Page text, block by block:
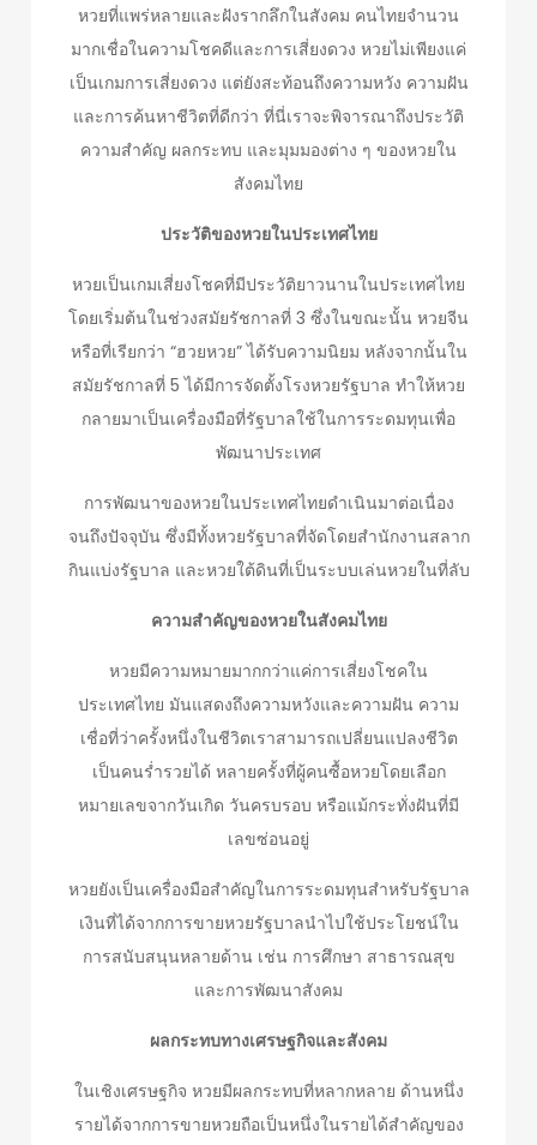
หวยที่แพร่หลายและฝังรากลึกในสังคม คนไทยจำนวน
มากเชื่อในความโชคดีและการเสี่ยงดวง หวยไม่เพียงแค่
เป็นเกมการเสี่ยงดวง แต่ยังสะท้อนถึงความหวัง ความฝัน
และการค้นหาชีวิตที่ดีกว่า ที่นี่เราจะพิจารณาถึงประวัติ
ความสำคัญ ผลกระทบ และมุมมองต่าง ๆ ของหวยใน
สังคมไทย
ประวัติของหวยในประเทศไทย
หวยเป็นเกมเสี่ยงโชคที่มีประวัติยาวนานในประเทศไทย
โดยเริ่มต้นในช่วงสมัยรัชกาลที่ 3 ซึ่งในขณะนั้น หวยจีน
หรือที่เรียกว่า “ฮวยหวย” ได้รับความนิยม หลังจากนั้นใน
สมัยรัชกาลที่ 5 ได้มีการจัดตั้งโรงหวยรัฐบาล ทำให้หวย
กลายมาเป็นเครื่องมือที่รัฐบาลใช้ในการระดมทุนเพื่อ
พัฒนาประเทศ
การพัฒนาของหวยในประเทศไทยดำเนินมาต่อเนื่อง
จนถึงปัจจุบัน ซึ่งมีทั้งหวยรัฐบาลที่จัดโดยสำนักงานสลาก
กินแบ่งรัฐบาล และหวยใต้ดินที่เป็นระบบเล่นหวยในที่ลับ
ความสำคัญของหวยในสังคมไทย
หวยมีความหมายมากกว่าแค่การเสี่ยงโชคใน
ประเทศไทย มันแสดงถึงความหวังและความฝัน ความ
เชื่อที่ว่าครั้งหนึ่งในชีวิตเราสามารถเปลี่ยนแปลงชีวิต
เป็นคนร่ำรวยได้ หลายครั้งที่ผู้คนซื้อหวยโดยเลือก
หมายเลขจากวันเกิด วันครบรอบ หรือแม้กระทั่งฝันที่มี
เลขซ่อนอยู่
หวยยังเป็นเครื่องมือสำคัญในการระดมทุนสำหรับรัฐบาล
เงินที่ได้จากการขายหวยรัฐบาลนำไปใช้ประโยชน์ใน
การสนับสนุนหลายด้าน เช่น การศึกษา สาธารณสุข
และการพัฒนาสังคม
ผลกระทบทางเศรษฐกิจและสังคม
ในเชิงเศรษฐกิจ หวยมีผลกระทบที่หลากหลาย ด้านหนึ่ง
รายได้จากการขายหวยถือเป็นหนึ่งในรายได้สำคัญของ